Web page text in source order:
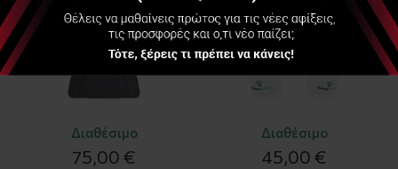
Διαθέσιμο
75,00 €
Διαθέσιμο
45,00 €